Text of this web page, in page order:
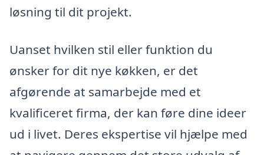
løsning til dit projekt.
Uanset hvilken stil eller funktion du
ønsker for dit nye køkken, er det
afgørende at samarbejde med et
kvalificeret firma, der kan føre dine ideer
ud i livet. Deres ekspertise vil hjælpe med